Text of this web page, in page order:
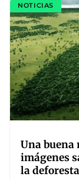
NOTICIAS
Una buena
imágenes
la